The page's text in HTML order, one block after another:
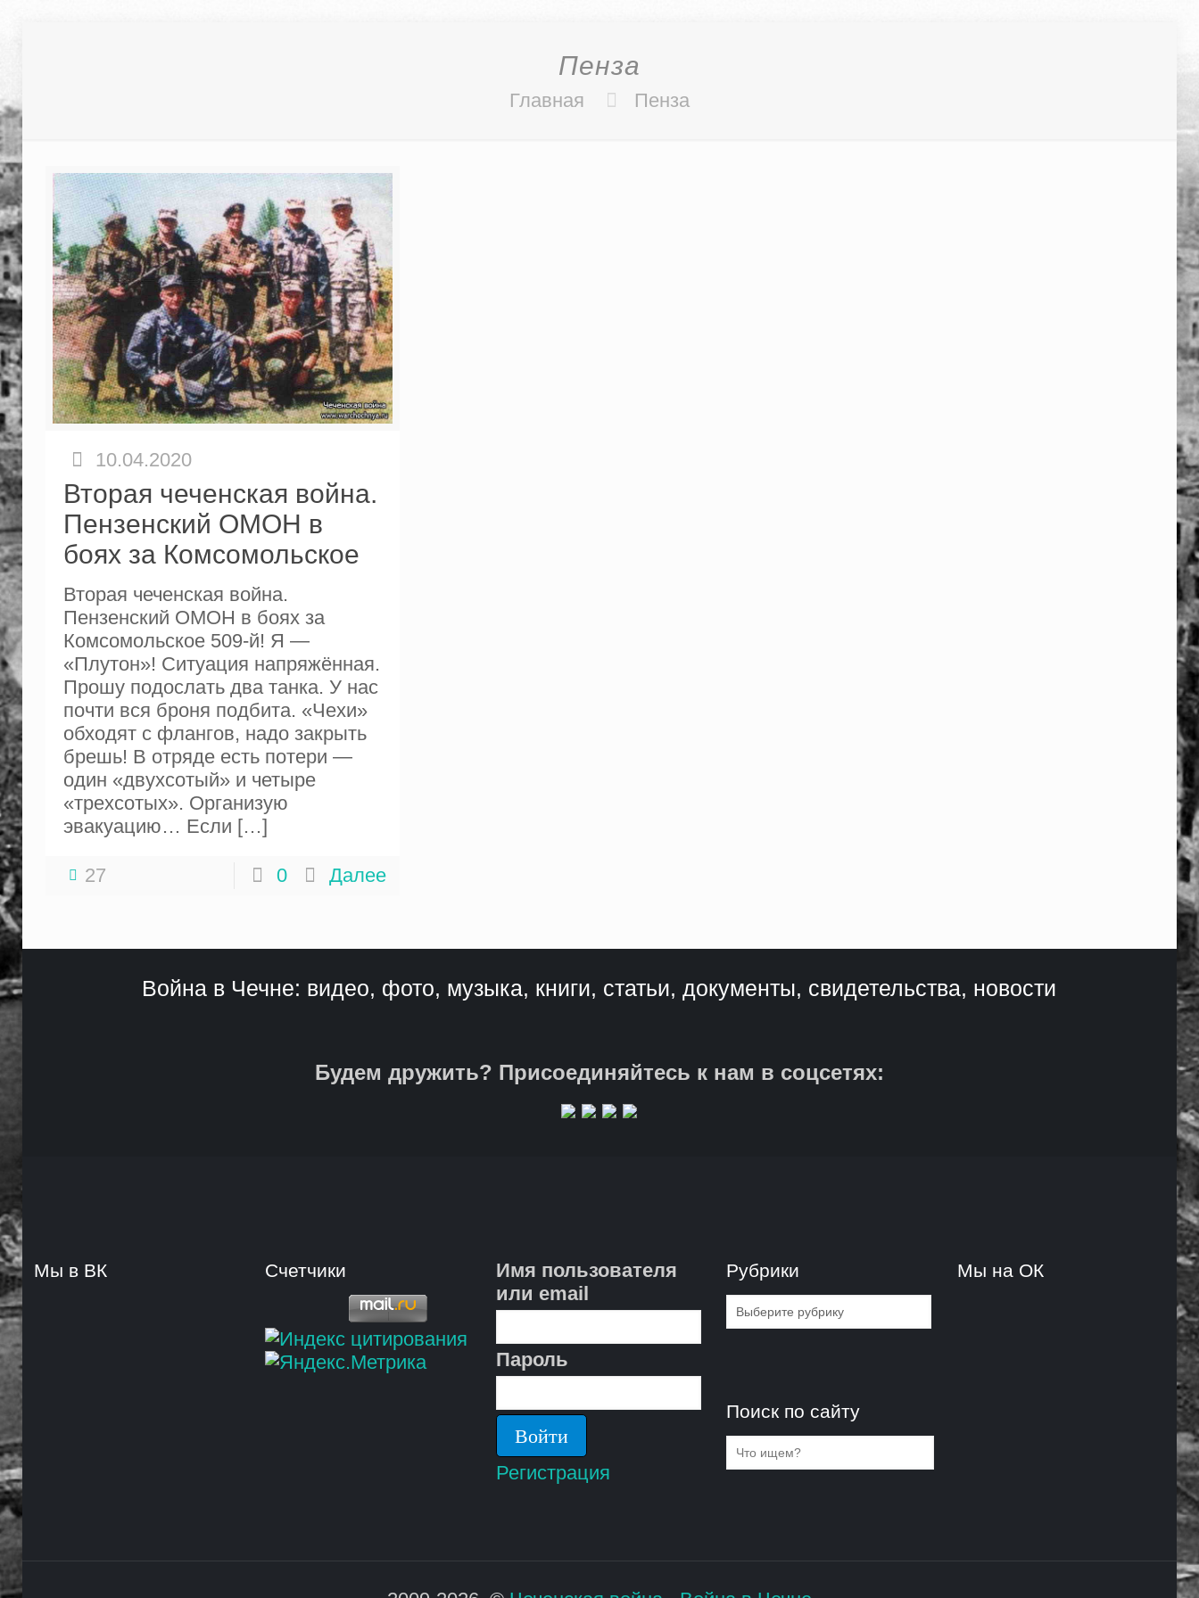
Пенза
Главная Пенза
10.04.2020
Вторая чеченская война.
Пензенский ОМОН в
боях за Комсомольское
Вторая чеченская война.
Пензенский ОМОН в боях за
Комсомольское 509-й! Я —
«Плутон»! Ситуация напря­жённая.
Прошу подослать два танка. У нас
почти вся броня подбита. «Чехи»
обходят с флангов, надо закрыть
брешь! В отряде есть потери —
один «двухсотый» и четыре
«трехсо­тых». Организую
эвакуацию… Если […]
27 0 Далее
Война в Чечне: видео, фото, музыка, книги, статьи, документы, свидетельства, новости
Будем дружить? Присоединяйтесь к нам в соцсетях:
Мы в ВК Счетчики
Имя пользователя
или email
Пароль
Регистрация
Рубрики
Рубрики
Поиск по сайту
Мы на ОК